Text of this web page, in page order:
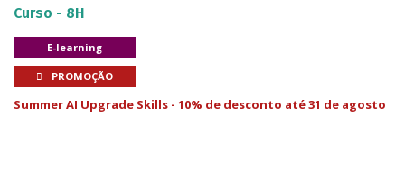
Curso - 8H
E-learning
PROMOÇÃO
Summer AI Upgrade Skills - 10% de desconto até 31 de agosto